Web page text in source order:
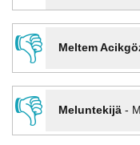
👎
Meltem
👎
Meluntekijä-